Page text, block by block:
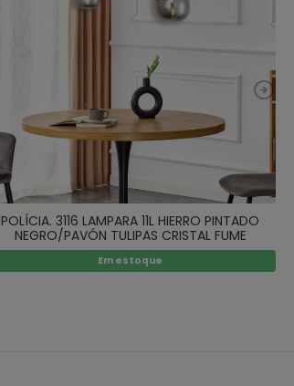
POLÍCIA. 3116 LAMPARA 11L HIERRO PINTADO
NEGRO/PAVÓN TULIPAS CRISTAL FUME
Em estoque